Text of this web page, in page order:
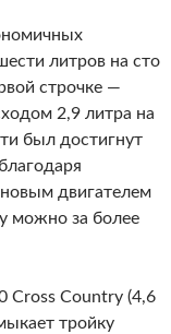
литров на сто
строчке —
2,9 литра на
был достигнут
двигателем
можно за более
Cross Country (4,6
тройку